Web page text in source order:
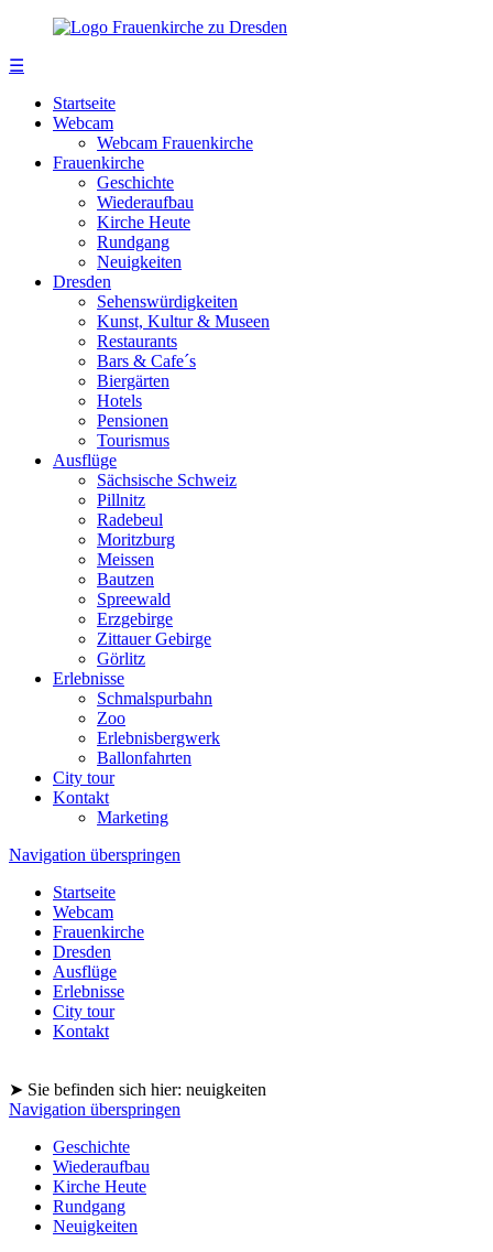
☰
Startseite
Webcam
Webcam Frauenkirche
Frauenkirche
Geschichte
Wiederaufbau
Kirche Heute
Rundgang
Neuigkeiten
Dresden
Sehenswürdigkeiten
Kunst, Kultur & Museen
Restaurants
Bars & Cafe´s
Biergärten
Hotels
Pensionen
Tourismus
Ausflüge
Sächsische Schweiz
Pillnitz
Radebeul
Moritzburg
Meissen
Bautzen
Spreewald
Erzgebirge
Zittauer Gebirge
Görlitz
Erlebnisse
Schmalspurbahn
Zoo
Erlebnisbergwerk
Ballonfahrten
City tour
Kontakt
Marketing
Navigation überspringen
Startseite
Webcam
Frauenkirche
Dresden
Ausflüge
Erlebnisse
City tour
Kontakt
➤ Sie befinden sich hier: neuigkeiten
Navigation überspringen
Geschichte
Wiederaufbau
Kirche Heute
Rundgang
Neuigkeiten